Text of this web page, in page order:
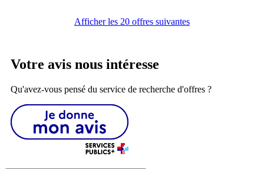
Afficher les 20 offres suivantes
Votre avis nous intéresse
Qu'avez-vous pensé du service de recherche d'offres ?